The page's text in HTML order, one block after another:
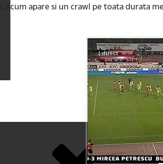
acum apare si un crawl pe toata durata